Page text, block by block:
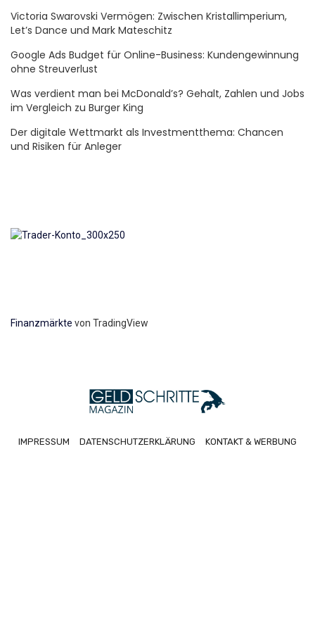
Victoria Swarovski Vermögen: Zwischen Kristallimperium,
Let’s Dance und Mark Mateschitz
Google Ads Budget für Online-Business: Kundengewinnung
ohne Streuverlust
Was verdient man bei McDonald’s? Gehalt, Zahlen und Jobs
im Vergleich zu Burger King
Der digitale Wettmarkt als Investmentthema: Chancen
und Risiken für Anleger
Finanzmärkte von TradingView
IMPRESSUM DATENSCHUTZERKLÄRUNG KONTAKT & WERBUNG